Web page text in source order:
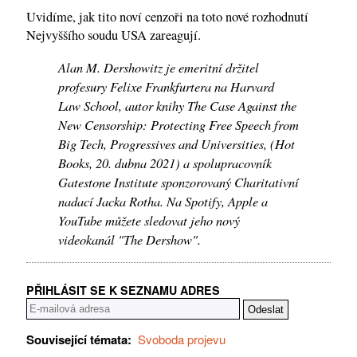
Uvidíme, jak tito noví cenzoři na toto nové rozhodnutí
Nejvyššího soudu USA zareagují.
Alan M. Dershowitz je emeritní držitel
profesury Felixe Frankfurtera na Harvard
Law School, autor knihy The Case Against the
New Censorship: Protecting Free Speech from
Big Tech, Progressives and Universities, (Hot
Books, 20. dubna 2021) a spolupracovník
Gatestone Institute sponzorovaný Charitativní
nadací Jacka Rotha. Na Spotify, Apple a
YouTube můžete sledovat jeho nový
videokanál "The Dershow".
PŘIHLÁSIT SE K SEZNAMU ADRES
Související témata: Svoboda projevu